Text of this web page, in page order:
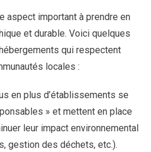
aspect important à prendre en
et durable. Voici quelques
qui respectent
locales :
en plus d’établissements se
» et mettent en place
leur impact environnemental
gestion des déchets, etc.).